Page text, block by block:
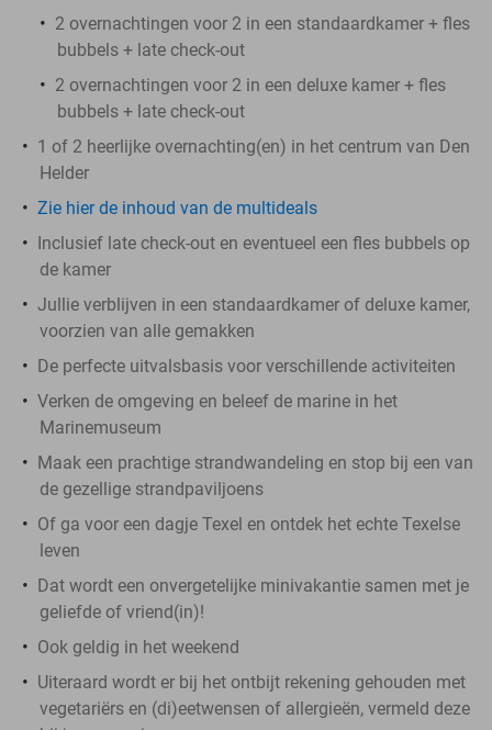
2 overnachtingen voor 2 in een standaardkamer + fles
bubbels + late check-out
2 overnachtingen voor 2 in een deluxe kamer + fles
bubbels + late check-out
1 of 2 heerlijke overnachting(en) in het centrum van Den
Helder
Zie hier de inhoud van de multideals
Inclusief late check-out en eventueel een fles bubbels op
de kamer
Jullie verblijven in een standaardkamer of deluxe kamer,
voorzien van alle gemakken
De perfecte uitvalsbasis voor verschillende activiteiten
Verken de omgeving en beleef de marine in het
Marinemuseum
Maak een prachtige strandwandeling en stop bij een van
de gezellige strandpaviljoens
Of ga voor een dagje Texel en ontdek het echte Texelse
leven
Dat wordt een onvergetelijke minivakantie samen met je
geliefde of vriend(in)!
Ook geldig in het weekend
Uiteraard wordt er bij het ontbijt rekening gehouden met
vegetariërs en (di)eetwensen of allergieën, vermeld deze